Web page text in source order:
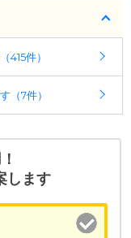
415件）
（7件）
します